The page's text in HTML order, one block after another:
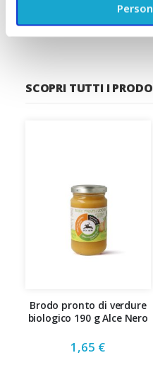
SCOPRI TUTTI I
Brodo pronto di verdure
biologico 190 g Alce Nero
1,65 €